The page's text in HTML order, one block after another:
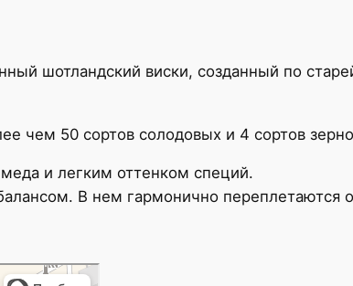
шотландский виски, созданный по
чем 50 сортов солодовых и 4 сортов
и легким оттенком специй.
В нем гармонично переплетаются